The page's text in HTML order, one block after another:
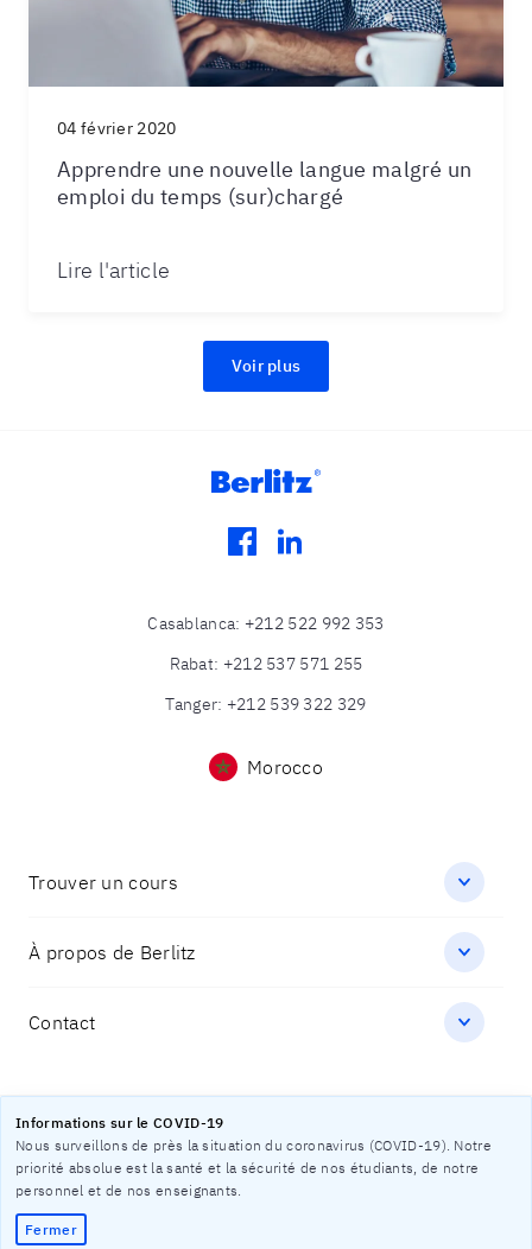
Informations sur le COVID-19
Nous surveillons de près la situation du coronavirus (COVID-19). Notre
priorité absolue est la santé et la sécurité de nos étudiants, de notre
personnel et de nos enseignants.
Fermer
04 février 2020
Apprendre une nouvelle langue malgré un
emploi du temps (sur)chargé
Lire l'article
Voir plus
facebook
linkedin
Casablanca: +212 522 992 353
Rabat: +212 537 571 255
Tanger: +212 539 322 329
Morocco
Trouver un cours
À propos de Berlitz
Contact
Protection des données
Mentions légales
Sitemap